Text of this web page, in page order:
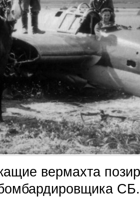
вермахта
бомбардировщика СБ.